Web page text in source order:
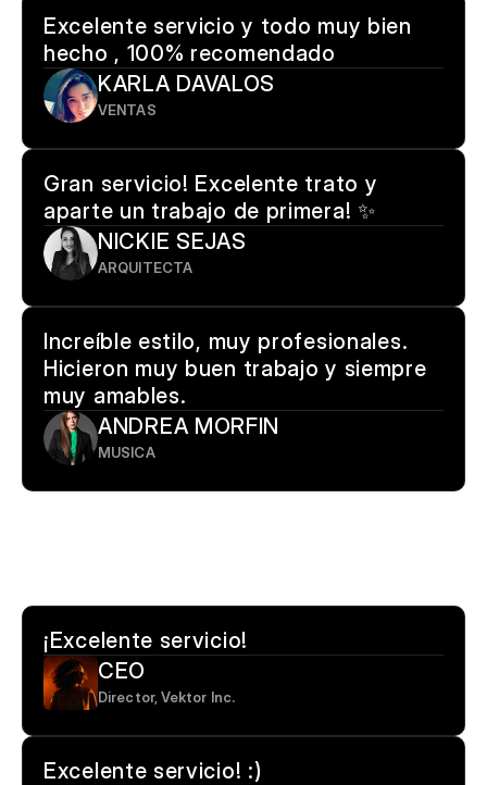
Excelente servicio y todo muy bien
hecho , 100% recomendado
KARLA DAVALOS
VENTAS
Gran servicio! Excelente trato y
aparte un trabajo de primera! ✨
NICKIE SEJAS
ARQUITECTA
Increíble estilo, muy profesionales.
Hicieron muy buen trabajo y siempre
muy amables.
ANDREA MORFIN
MUSICA
¡Excelente servicio!
CEO
Director, Vektor Inc.
Excelente servicio! :)